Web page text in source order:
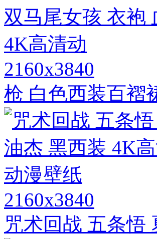
2160x3840
枪 白色西装百褶
2160x3840
咒术回战 五条悟